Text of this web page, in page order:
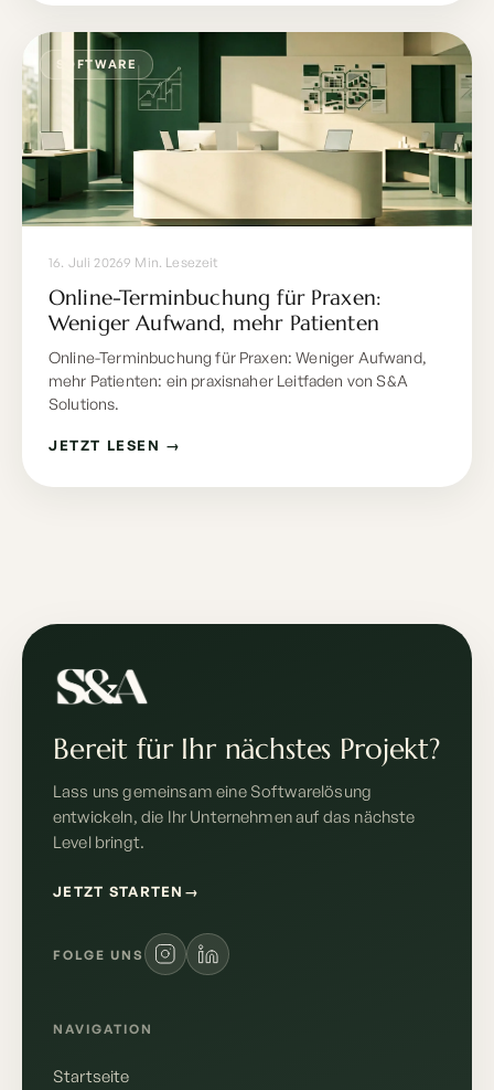
SOFTWARE
16. Juli 20269 Min. Lesezeit
Online-Terminbuchung für Praxen:
Weniger Aufwand, mehr Patienten
Online-Terminbuchung für Praxen: Weniger Aufwand,
mehr Patienten: ein praxisnaher Leitfaden von S&A
Solutions.
JETZT LESEN →
Bereit für Ihr nächstes Projekt?
Lass uns gemeinsam eine Softwarelösung
entwickeln, die Ihr Unternehmen auf das nächste
Level bringt.
JETZT STARTEN →
FOLGE UNS
NAVIGATION
Startseite